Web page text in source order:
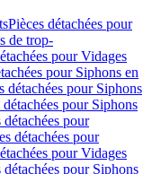
Pièces détachées pour
de trop-
pour Vidages
pour Siphons en
détachées pour Siphons
détachées pour Siphons
détachées pour
détachées pour
pour Vidages
détachées pour Siphons